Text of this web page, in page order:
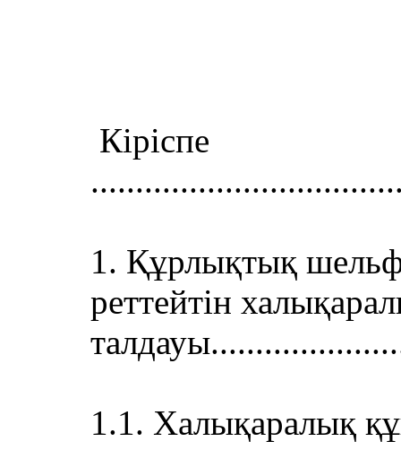
Кіріспе
1. Құрлықтық
реттейтін
1.1. Халықаралық